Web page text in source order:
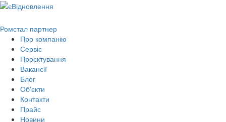
Ромстал партнер
Про компанію
Сервіс
Проєктування
Вакансії
Блог
Об'єкти
Контакти
Прайс
Новини